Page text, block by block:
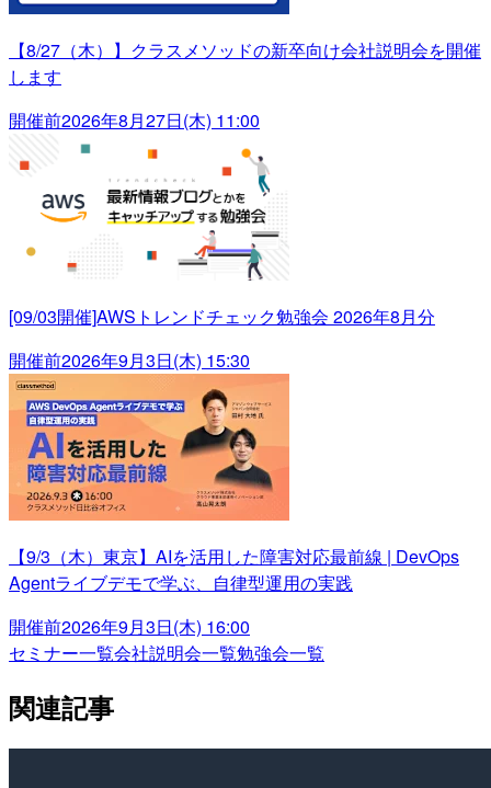
【8/27（木）】クラスメソッドの新卒向け会社説明会を開催
します
開催前2026年8月27日(木) 11:00
[09/03開催]AWSトレンドチェック勉強会 2026年8月分
開催前2026年9月3日(木) 15:30
【9/3（木）東京】AIを活用した障害対応最前線 | DevOps
Agentライブデモで学ぶ、自律型運用の実践
開催前2026年9月3日(木) 16:00
セミナー一覧会社説明会一覧勉強会一覧
関連記事